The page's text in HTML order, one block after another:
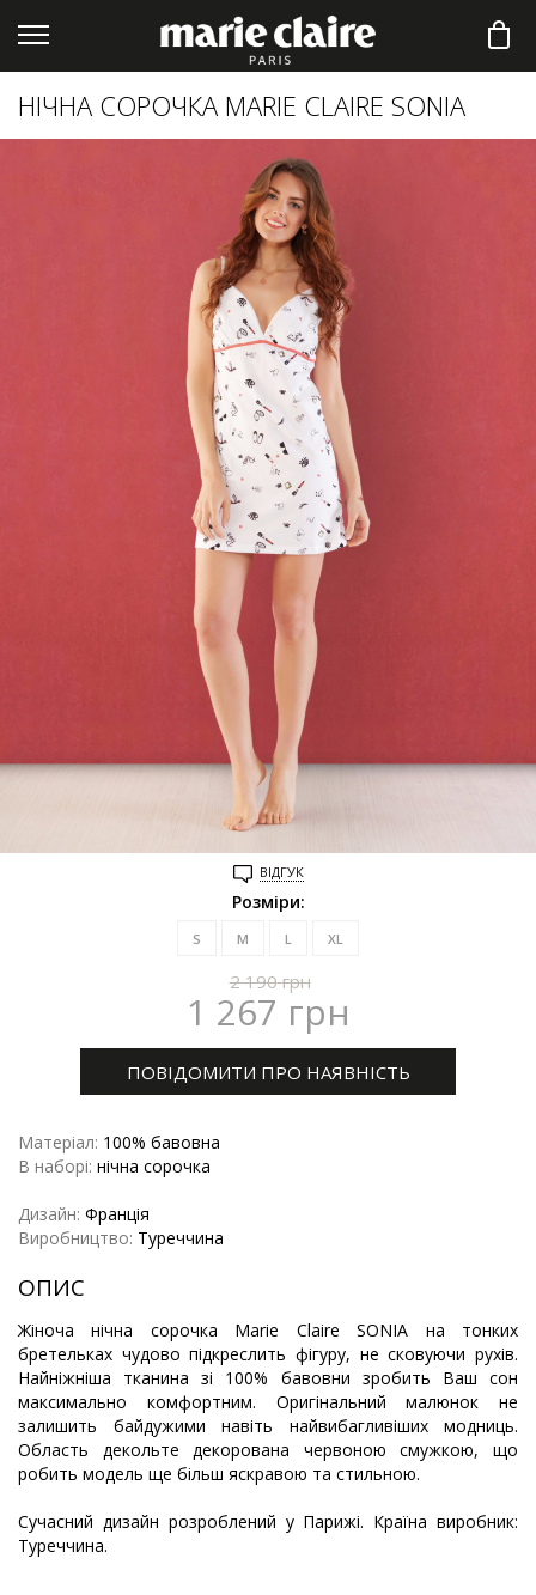
НІЧНА СОРОЧКА MARIE CLAIRE SONIA
ВІДГУК
Розміри:
S M L XL
2 190 грн
1 267 грн
ПОВІДОМИТИ ПРО НАЯВНІСТЬ
Матеріал: 100% бавовна
В наборі: нічна сорочка
Дизайн: Франція
Виробництво: Туреччина
ОПИС
Жіноча нічна сорочка Marie Claire SONIA на тонких
бретельках чудово підкреслить фігуру, не сковуючи рухів.
Найніжніша тканина зі 100% бавовни зробить Ваш сон
максимально комфортним. Оригінальний малюнок не
залишить байдужими навіть найвибагливіших модниць.
Область декольте декорована червоною смужкою, що
робить модель ще більш яскравою та стильною.
Сучасний дизайн розроблений у Парижі. Країна виробник:
Туреччина.